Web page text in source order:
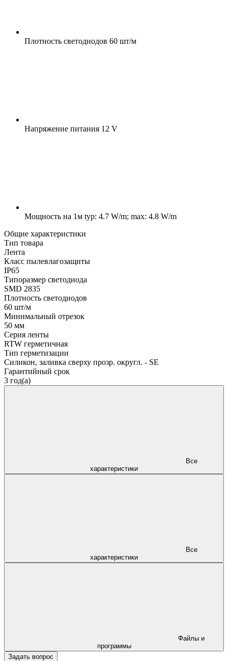
Плотность светодиодов 60 шт/м
Напряжение питания 12 V
Мощность на 1м typ: 4.7 W/m; max: 4.8 W/m
Общие характеристики
Тип товара
Лента
Класс пылевлагозащиты
IP65
Типоразмер светодиода
SMD 2835
Плотность светодиодов
60 шт/м
Минимальный отрезок
50 мм
Серия ленты
RTW герметичная
Тип герметизации
Силикон, заливка сверху прозр. округл. - SE
Гарантийный срок
3 год(а)
характеристики
характеристики
программы
Задать вопрос